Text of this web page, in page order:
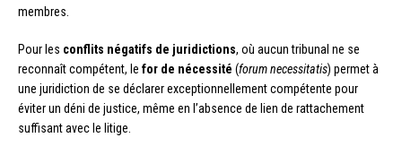
membres.
Pour les conflits négatifs de juridictions, où aucun tribunal ne se
reconnaît compétent, le for de nécessité (forum necessitatis) permet à
une juridiction de se déclarer exceptionnellement compétente pour
éviter un déni de justice, même en l’absence de lien de rattachement
suffisant avec le litige.